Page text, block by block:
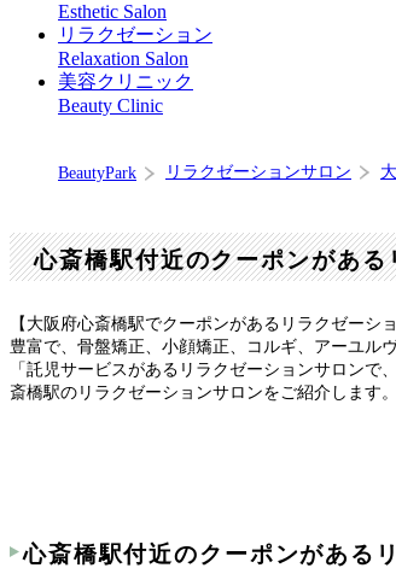
Esthetic Salon
リラクゼーション
Relaxation Salon
美容クリニック
Beauty Clinic
BeautyPark リラクゼーションサロン
心斎橋駅付近のクーポンがあ
【大阪府心斎橋駅でクーポンがあるリラクゼー
豊富で、骨盤矯正、小顔矯正、コルギ、アーユル
「託児サービスがあるリラクゼーションサロン
斎橋駅のリラクゼーションサロンをご紹介します。
心斎橋駅付近のクーポンがある